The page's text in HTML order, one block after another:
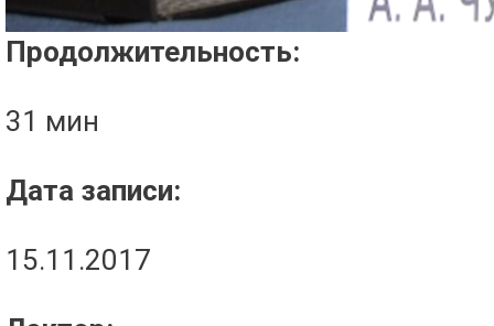
Продолжительность:
31 мин
Дата записи:
15.11.2017